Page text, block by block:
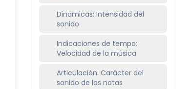
Dinámicas: Intensidad del
sonido
Indicaciones de tempo:
Velocidad de la música
Articulación: Carácter del
sonido de las notas